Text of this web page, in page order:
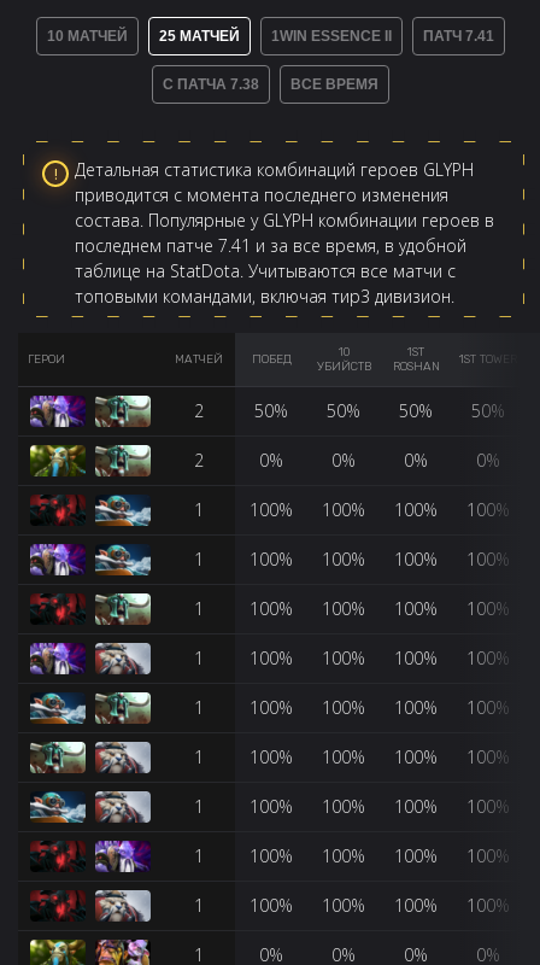
10 МАТЧЕЙ 25 МАТЧЕЙ 1WIN ESSENCE II ПАТЧ 7.41
С ПАТЧА 7.38 ВСЕ ВРЕМЯ
Детальная статистика комбинаций героев GLYPH
приводится с момента последнего изменения
состава. Популярные у GLYPH комбинации героев в
последнем патче 7.41 и за все время, в удобной
таблице на StatDota. Учитываются все матчи с
топовыми командами, включая тир3 дивизион.
ГЕРОИ МАТЧЕЙ ПОБЕД
10
УБИЙСТВ
1ST
ROSHAN
1ST TOWER
2 50% 50% 50% 50%
2 0% 0% 0% 0%
1 100% 100% 100% 100%
1 100% 100% 100% 100%
1 100% 100% 100% 100%
1 100% 100% 100% 100%
1 100% 100% 100% 100%
1 100% 100% 100% 100%
1 100% 100% 100% 100%
1 100% 100% 100% 100%
1 100% 100% 100% 100%
1 0% 0% 0% 0%